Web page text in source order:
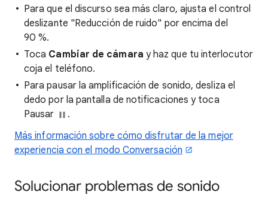
Para que el discurso sea más claro, ajusta el control
deslizante "Reducción de ruido" por encima del
90 %.
Toca Cambiar de cámara y haz que tu interlocutor
coja el teléfono.
Para pausar la amplificación de sonido, desliza el
dedo por la pantalla de notificaciones y toca
Pausar
.
Más información sobre cómo disfrutar de la mejor
experiencia con el modo Conversación
Solucionar problemas de sonido